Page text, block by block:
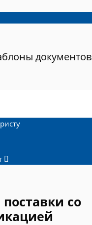
документов
со